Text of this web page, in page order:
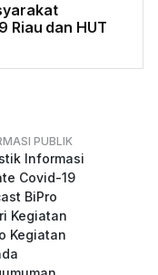
Riau dan HUT
PUBLIK
Informasi
Covid-19
BiPro
Kegiatan
Kegiatan